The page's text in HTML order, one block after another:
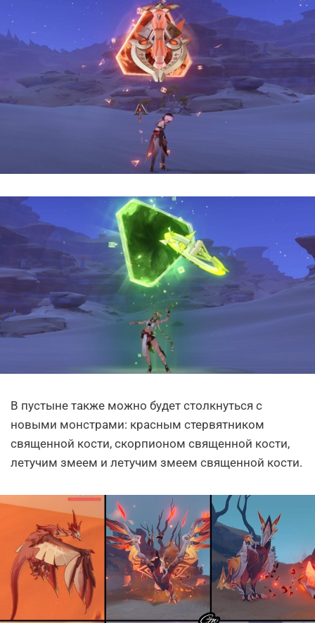
В пустыне также можно будет столкнуться с
новыми монстрами: красным стервятником
священной кости, скорпионом священной кости,
летучим змеем и летучим змеем священной кости.